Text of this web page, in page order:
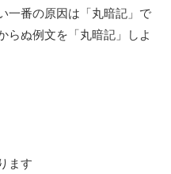
一番の原因は「丸暗記」で
らぬ例文を「丸暗記」しよ
ます